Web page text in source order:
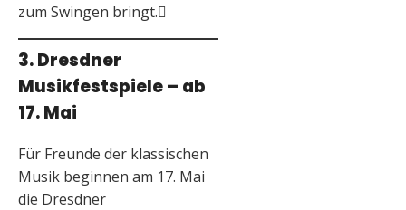
zum Swingen bringt.
3. Dresdner
Musikfestspiele – ab
17. Mai
Für Freunde der klassischen
Musik beginnen am 17. Mai
die Dresdner